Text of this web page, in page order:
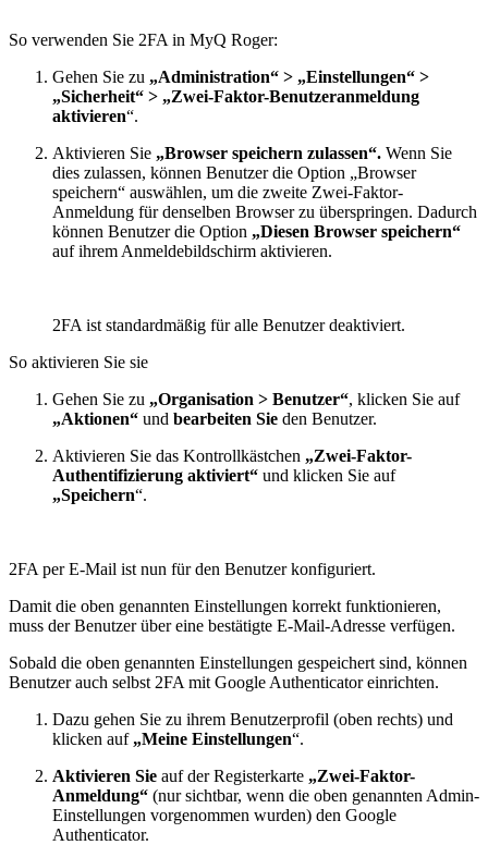
So verwenden Sie 2FA in MyQ Roger:
Gehen Sie zu „Administration“ > „Einstellungen“ >
„Sicherheit“ > „Zwei-Faktor-Benutzeranmeldung
aktivieren“.
Aktivieren Sie „Browser speichern zulassen“. Wenn Sie
dies zulassen, können Benutzer die Option „Browser
speichern“ auswählen, um die zweite Zwei-Faktor-
Anmeldung für denselben Browser zu überspringen. Dadurch
können Benutzer die Option „Diesen Browser speichern“
auf ihrem Anmeldebildschirm aktivieren.
2FA ist standardmäßig für alle Benutzer deaktiviert.
So aktivieren Sie sie
Gehen Sie zu „Organisation > Benutzer“, klicken Sie auf
„Aktionen“ und bearbeiten Sie den Benutzer.
Aktivieren Sie das Kontrollkästchen „Zwei-Faktor-
Authentifizierung aktiviert“ und klicken Sie auf
„Speichern“.
2FA per E-Mail ist nun für den Benutzer konfiguriert.
Damit die oben genannten Einstellungen korrekt funktionieren,
muss der Benutzer über eine bestätigte E-Mail-Adresse verfügen.
Sobald die oben genannten Einstellungen gespeichert sind, können
Benutzer auch selbst 2FA mit Google Authenticator einrichten.
Dazu gehen Sie zu ihrem Benutzerprofil (oben rechts) und
klicken auf „Meine Einstellungen“.
Aktivieren Sie auf der Registerkarte „Zwei-Faktor-
Anmeldung“ (nur sichtbar, wenn die oben genannten Admin-
Einstellungen vorgenommen wurden) den Google
Authenticator.